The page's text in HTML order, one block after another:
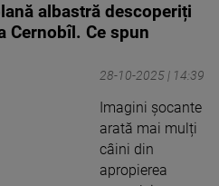
albastră descoperiți
Cernobîl. Ce spun
28-10-2025 | 14:39
Imagini șocante
arată mai mulți
câini din
apropierea